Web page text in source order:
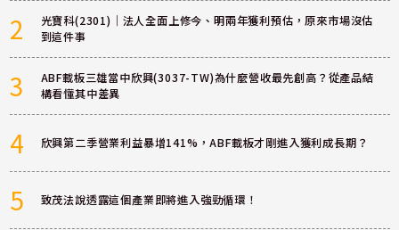
2
光寶科(2301)｜法人全面上修今、明兩年獲利預估，原來市場沒估
到這件事
3
ABF載板三雄當中欣興(3037-TW)為什麼營收最先創高？從產品結
構看懂其中差異
4 欣興第二季營業利益暴增141%，ABF載板才剛進入獲利成長期？
5 致茂法說透露這個產業即將進入強勁循環！